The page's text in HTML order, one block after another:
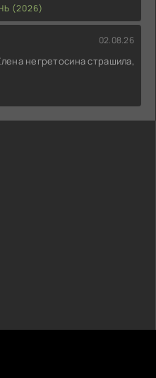
(2026)
02.08.26
негретосина страшила,